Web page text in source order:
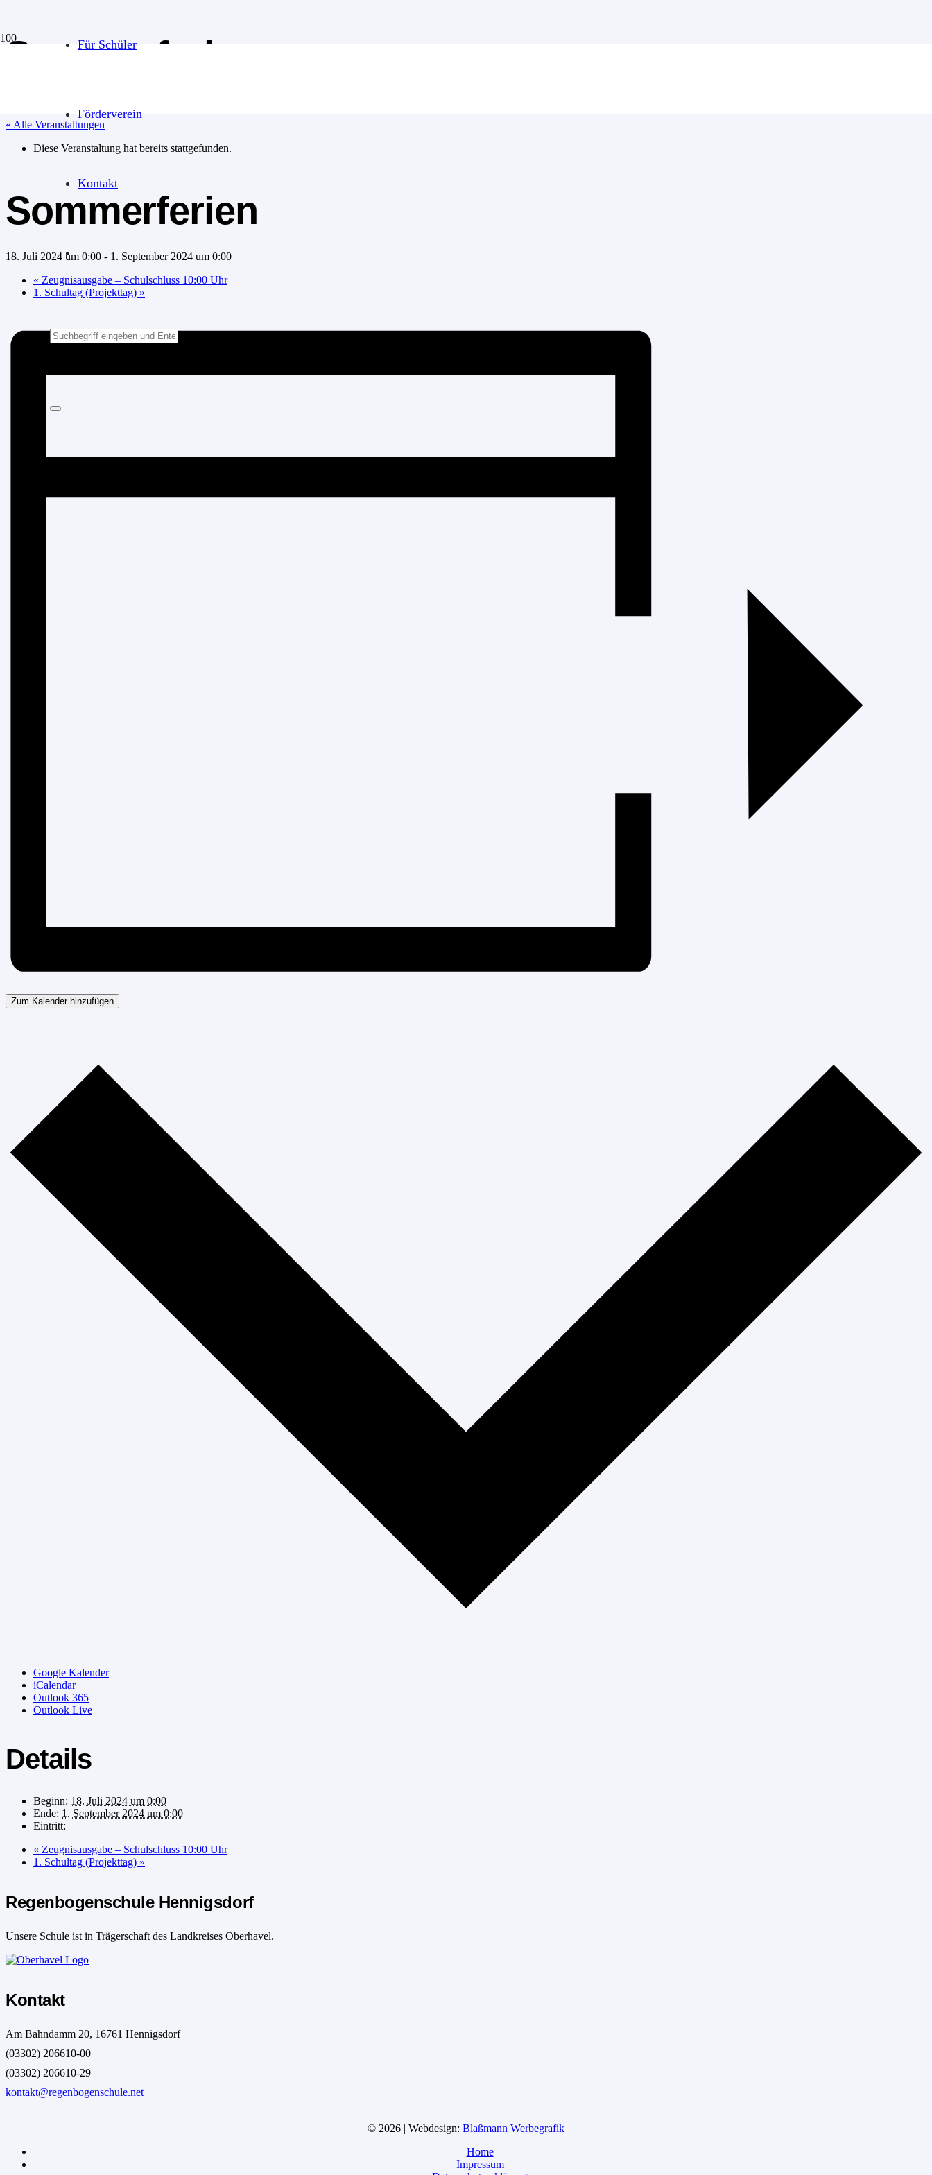
Für Schüler
Förderverein
Kontakt
Sommerferien
« Alle Veranstaltungen
Diese Veranstaltung hat bereits stattgefunden.
Sommerferien
18. Juli 2024 um 0:00 - 1. September 2024 um 0:00
« Zeugnisausgabe – Schulschluss 10:00 Uhr
1. Schultag (Projekttag) »
Zum Kalender hinzufügen
Google Kalender
iCalendar
Outlook 365
Outlook Live
Details
Beginn: 18. Juli 2024 um 0:00
Ende: 1. September 2024 um 0:00
Eintritt:
« Zeugnisausgabe – Schulschluss 10:00 Uhr
1. Schultag (Projekttag) »
Regenbogenschule Hennigsdorf
Unsere Schule ist in Trägerschaft des Landkreises Oberhavel.
Kontakt
Am Bahndamm 20, 16761 Hennigsdorf
(03302) 206610-00
(03302) 206610-29
kontakt@regenbogenschule.net
© 2026 | Webdesign: Blaßmann Werbegrafik
Home
Impressum